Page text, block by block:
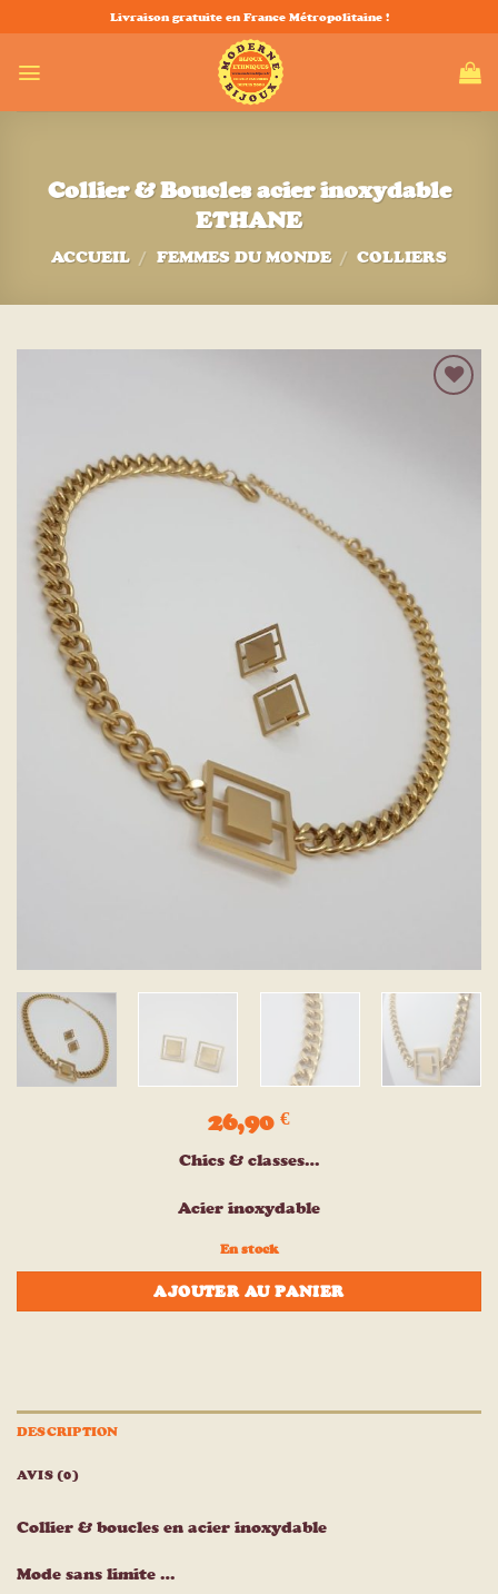
au
contenu
Livraison gratuite en France Métropolitaine !
Collier & Boucles acier inoxydable
ETHANE
ACCUEIL / FEMMES DU MONDE / COLLIERS
26,90 €
Chics & classes…
Acier inoxydable
En stock
AJOUTER AU PANIER
DESCRIPTION
AVIS (0)
Collier & boucles en acier inoxydable
Mode sans limite …